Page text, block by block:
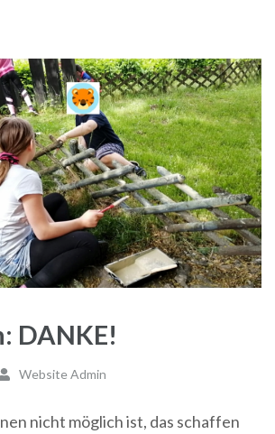
DANKE!
Website Admin
nicht möglich ist, das schaffen